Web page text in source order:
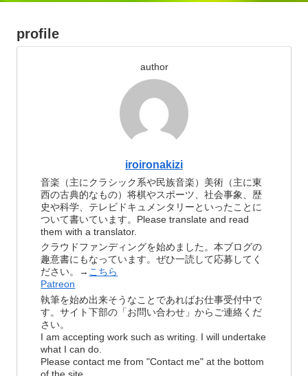
profile
author
iroironakizi
音楽（主にクラシック系や民族音楽）美術（主に東
西の古典的なもの）将棋やスポーツ、社会事象、歴
史や科学、テレビドキュメンタリーといったことに
ついて書いています。Please translate and read
them with a translator.
クラウドファンディングを始めました。本ブログの
趣意書にもなっています。ぜひ一読して応募してく
ださい。→ こちら
Patreon
執筆を始め出来そうなことであればお仕事受付中で
す。サイト下部の「お問い合わせ」からご連絡くだ
さい。
I am accepting work such as writing. I will undertake
what I can do.
Please contact me from "Contact me" at the bottom
of the site.